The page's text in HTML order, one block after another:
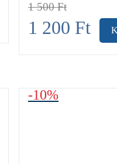
1 500Ft
1 200 Ft
-10%